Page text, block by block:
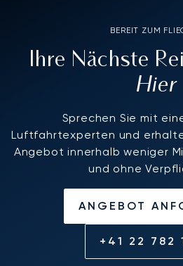
BEREIT ZUM
Ihre Nächste
Hier
Sprechen Sie mit
Luftfahrtexperten und
Angebot innerhalb weniger
und ohne
ANGEBOT
+41 22 782